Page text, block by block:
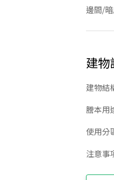
邊間/
建物
建物結
謄本用
使用分
注意事